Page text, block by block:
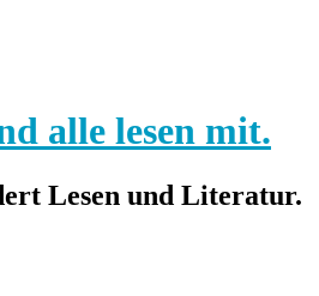
alle lesen mit.
Lesen und Literatur.